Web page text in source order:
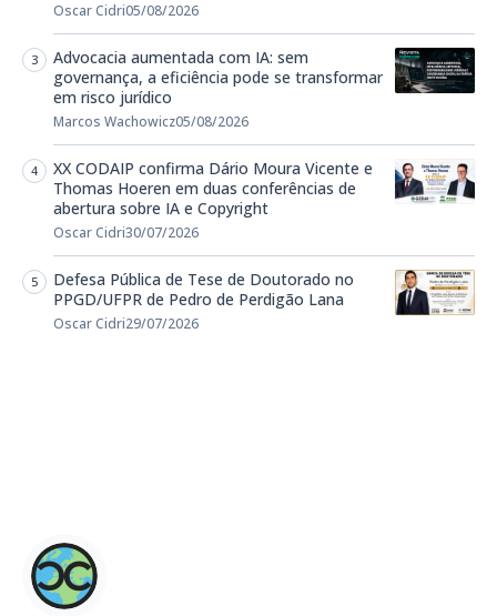
Oscar Cidri05/08/2026
Advocacia aumentada com IA: sem
governança, a eficiência pode se transformar
em risco jurídico
Marcos Wachowicz05/08/2026
XX CODAIP confirma Dário Moura Vicente e
Thomas Hoeren em duas conferências de
abertura sobre IA e Copyright
Oscar Cidri30/07/2026
Defesa Pública de Tese de Doutorado no
PPGD/UFPR de Pedro de Perdigão Lana
Oscar Cidri29/07/2026